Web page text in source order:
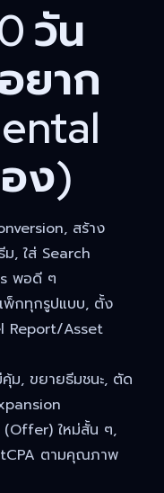
วัน
ยาก
ง)
สร้าง
, ใส่ Search
พอดี ๆ
พ็กทุกรูปแบบ, ตั้ง
Report/Asset
ม, ขยายธีมชนะ, ตัด
ใหม่สั้น ๆ,
tCPA ตามคุณภาพ